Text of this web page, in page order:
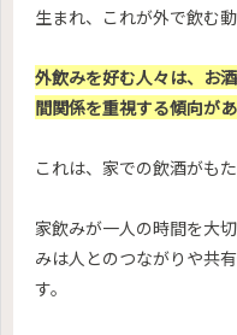
生まれ、これが外で飲む
外飲みを好む人々は、お
間関係を重視する傾向があ
これは、家での飲酒がも
家飲みが一人の時間を大
みは人とのつながりや共
す。